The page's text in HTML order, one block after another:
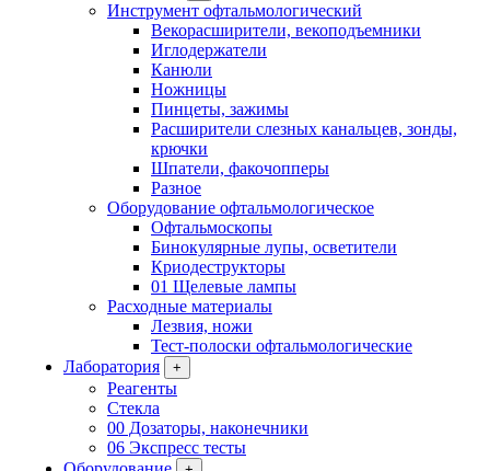
Инструмент офтальмологический
Векорасширители, векоподъемники
Иглодержатели
Канюли
Ножницы
Пинцеты, зажимы
Расширители слезных канальцев, зонды,
крючки
Шпатели, факочопперы
Разное
Оборудование офтальмологическое
Офтальмоскопы
Бинокулярные лупы, осветители
Криодеструкторы
01 Щелевые лампы
Расходные материалы
Лезвия, ножи
Тест-полоски офтальмологические
Лаборатория
+
Реагенты
Стекла
00 Дозаторы, наконечники
06 Экспресс тесты